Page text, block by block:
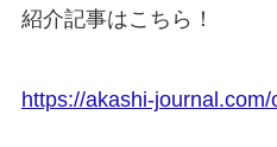
紹介記事はこちら！
https://akashi-